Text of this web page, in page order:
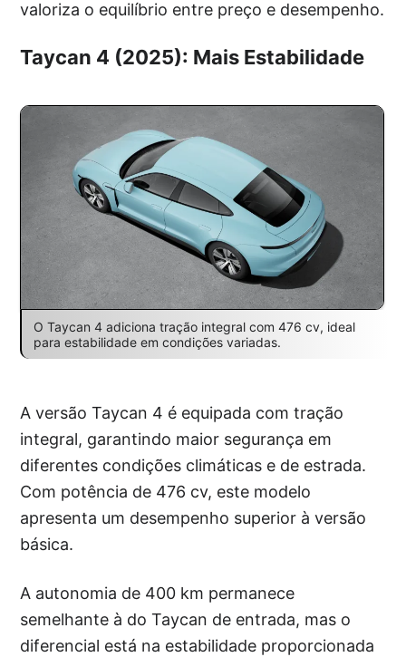
valoriza o equilíbrio entre preço e desempenho.
Taycan 4 (2025): Mais Estabilidade
O Taycan 4 adiciona tração integral com 476 cv, ideal
para estabilidade em condições variadas.
A versão Taycan 4 é equipada com tração
integral, garantindo maior segurança em
diferentes condições climáticas e de estrada.
Com potência de 476 cv, este modelo
apresenta um desempenho superior à versão
básica.
A autonomia de 400 km permanece
semelhante à do Taycan de entrada, mas o
diferencial está na estabilidade proporcionada